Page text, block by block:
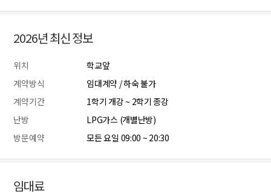
2026년 최신 정보
위치
학교앞
계약방식
임대계약 / 하숙 불가
계약기간
1학기 개강 ~ 2학기 종강
난방
LPG가스 (개별난방)
방문예약
모든 요일 09:00 ~ 20:30
임대료